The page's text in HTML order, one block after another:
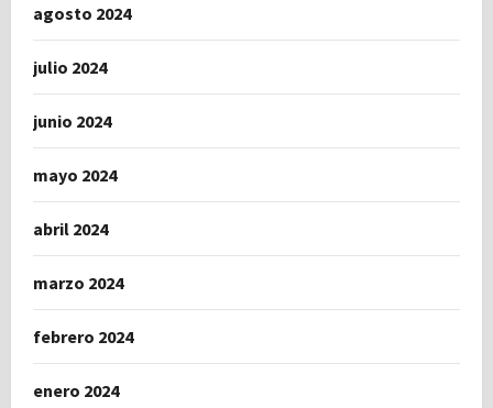
agosto 2024
julio 2024
junio 2024
mayo 2024
abril 2024
marzo 2024
febrero 2024
enero 2024